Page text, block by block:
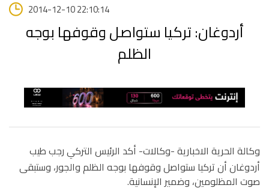
2014-12-10 22:10:14
أردوغان: تركيا ستواصل وقوفها بوجه
الظلم
وكالة الحرية الاخبارية -وكالات- أكد الرئيس التركي رجب طيب
أردوغان أن تركيا ستواصل وقوفها بوجه الظلم والجور، وستبقى
صوت المظلومين، وضمير الإنسانية.